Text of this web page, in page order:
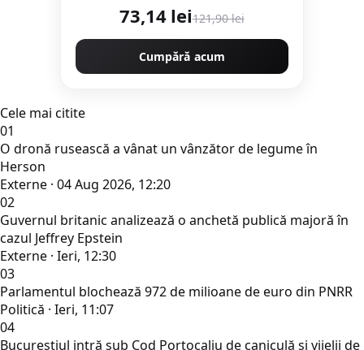
73,14 lei121,90 lei
Cumpără acum
Cele mai citite
01
O dronă rusească a vânat un vânzător de legume în
Herson
Externe · 04 Aug 2026, 12:20
02
Guvernul britanic analizează o anchetă publică majoră în
cazul Jeffrey Epstein
Externe · Ieri, 12:30
03
Parlamentul blochează 972 de milioane de euro din PNRR
Politică · Ieri, 11:07
04
Bucureștiul intră sub Cod Portocaliu de caniculă și vijelii de